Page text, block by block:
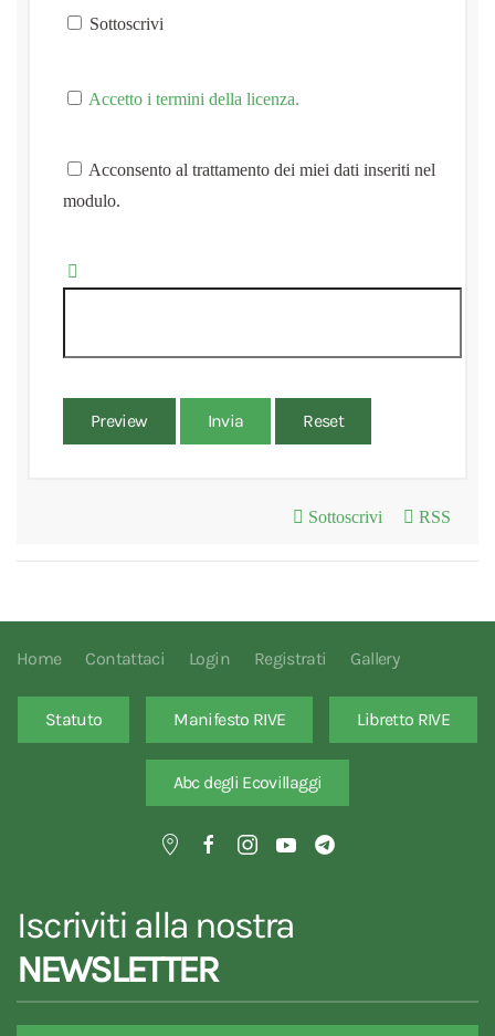
Sottoscrivi
Accetto i termini della licenza.
Acconsento al trattamento dei miei dati inseriti nel
modulo.
Preview Invia Reset
Sottoscrivi RSS
Home Contattaci Login Registrati Gallery
Statuto Manifesto RIVE Libretto RIVE
Abc degli Ecovillaggi
Iscriviti alla nostra
NEWSLETTER